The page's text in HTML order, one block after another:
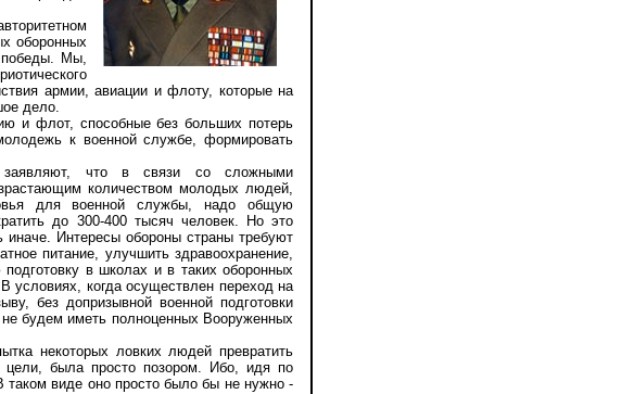
оборонных
победы. Мы,
армии, авиации и флоту, которые на
дело.
флот, способные без больших потерь
к военной службе, формировать
что в связи со сложными
количеством молодых людей,
для военной службы, надо общую
до 300-400 тысяч человек. Но это
иначе. Интересы обороны страны требуют
питание, улучшить здравоохранение,
в школах и в таких оборонных
условиях, когда осуществлен переход на
без допризывной военной подготовки
будем иметь полноценных Вооруженных
некоторых ловких людей превратить
была просто позором. Ибо, идя по
виде оно просто было бы не нужно -